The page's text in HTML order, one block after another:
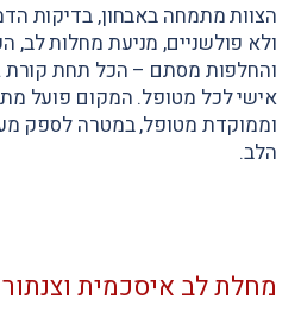
הצוות מתמחה באבחון, בדיקות
ולא פולשניים, מניעת מחלות לב,
והחלפות מסתם – הכל תחת קורת
אישי לכל מטופל. המקום פועל
וממוקדת מטופל, במטרה לספק
הלב.
מחלת לב איסכמית